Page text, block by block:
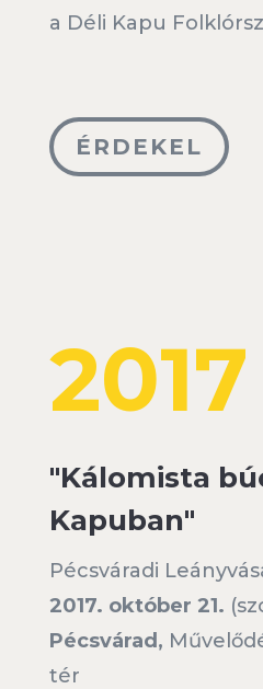
a Déli Kapu
ÉRDEKEL
2017
"Kálomista
Kapuban"
Pécsváradi
2017. október 21.
Pécsvárad,
tér